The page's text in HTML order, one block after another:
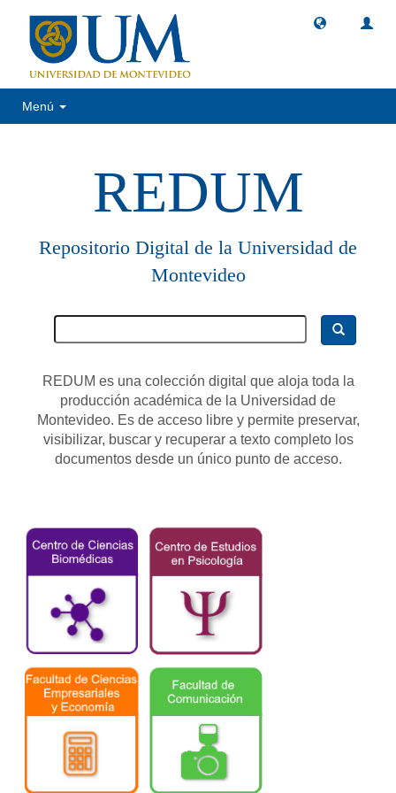
Menú
REDUM
Repositorio Digital de la Universidad de
Montevideo
REDUM es una colección digital que aloja toda la
producción académica de la Universidad de
Montevideo. Es de acceso libre y permite preservar,
visibilizar, buscar y recuperar a texto completo los
documentos desde un único punto de acceso.